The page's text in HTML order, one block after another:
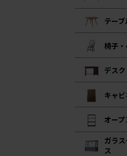
テーブ
椅子
デスク
キャ
オー
ガラ
ス